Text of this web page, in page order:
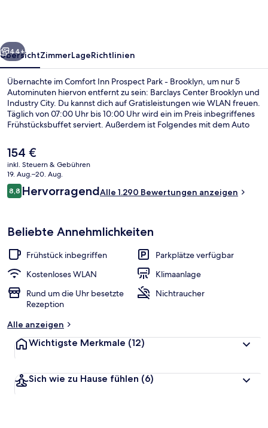
Weiter
44+
ÜbersichtZimmerLageRichtlinien
Übernachte im Comfort Inn Prospect Park - Brooklyn, um nur 5
Autominuten hiervon entfernt zu sein: Barclays Center Brooklyn und
Industry City. Du kannst dich auf Gratisleistungen wie WLAN freuen.
Täglich von 07:00 Uhr bis 10:00 Uhr wird ein im Preis inbegriffenes
Frühstücksbuffet serviert. Außerdem ist Folgendes mit dem Auto
Andere Reisende schätzen die fußläufige Entfernung zu den
öffentlichen Verkehrsmitteln: Zur U-Bahn-Station Prospect Av.
(Fourth Av.) sind es 5 und zur U-Bahn-Station 25th St. sind es 6
Gehminuten.
Der
aktuelle
Preis
beträgt
154 €.
154 €
inkl. Steuern & Gebühren
19. Aug.–20. Aug.
Bewertungen
8,88,8 von 10.
HervorragendAlle 1.290 Bewertungen anzeigen
Beliebte Annehmlichkeiten
Frühstück inbegriffen
Parkplätze verfügbar
Kostenloses WLAN
Klimaanlage
Rund um die Uhr besetzte
Rezeption
Nichtraucher
Alle anzeigen
Wichtigste Merkmale (12)
Sich wie zu Hause fühlen (6)